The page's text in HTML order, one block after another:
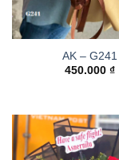
AK – G241
450.000 ₫